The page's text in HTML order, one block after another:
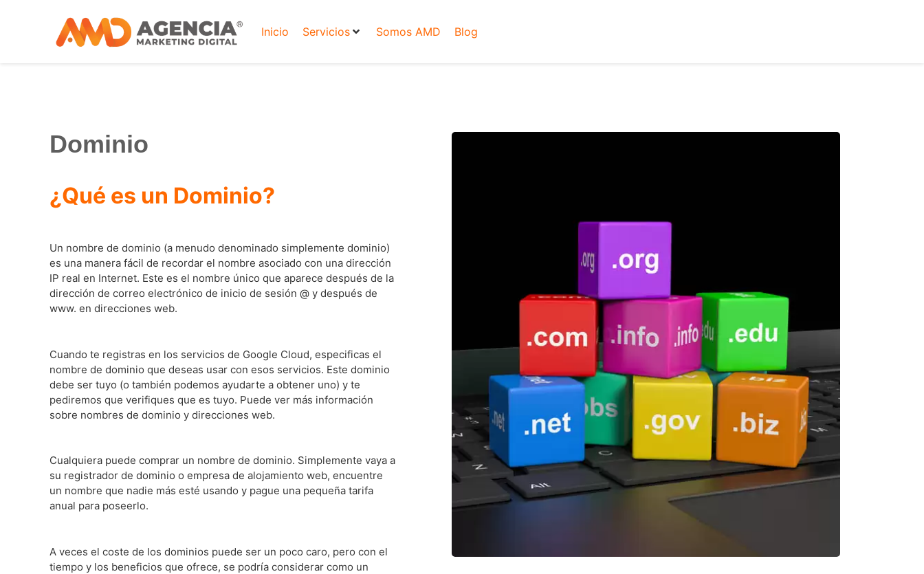
Inicio Servicios Somos AMD Blog
Dominio
¿Qué es un Dominio?
Un nombre de dominio (a menudo denominado simplemente dominio)
es una manera fácil de recordar el nombre asociado con una dirección
IP real en Internet. Este es el nombre único que aparece después de la
dirección de correo electrónico de inicio de sesión @ y después de
www. en direcciones web.
Cuando te registras en los servicios de Google Cloud, especificas el
nombre de dominio que deseas usar con esos servicios. Este dominio
debe ser tuyo (o también podemos ayudarte a obtener uno) y te
pediremos que verifiques que es tuyo. Puede ver más información
sobre nombres de dominio y direcciones web.
Cualquiera puede comprar un nombre de dominio. Simplemente vaya a
su registrador de dominio o empresa de alojamiento web, encuentre
un nombre que nadie más esté usando y pague una pequeña tarifa
anual para poseerlo.
A veces el coste de los dominios puede ser un poco caro, pero con el
tiempo y los beneficios que ofrece, se podría considerar como un